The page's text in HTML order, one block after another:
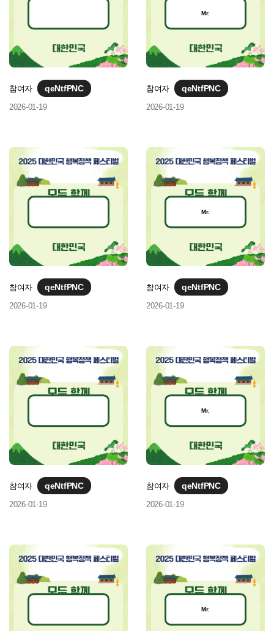
참여자 qeNtfPNC
2026-01-19
Mr.
참여자 qeNtfPNC
2026-01-19
참여자 qeNtfPNC
2026-01-19
Mr.
참여자 qeNtfPNC
2026-01-19
참여자 qeNtfPNC
2026-01-19
Mr.
참여자 qeNtfPNC
2026-01-19
Mr.